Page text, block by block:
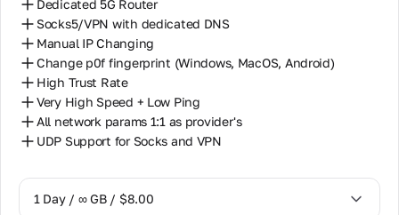
Dedicated 5G Router
Socks5/VPN with dedicated DNS
Manual IP Changing
Change p0f fingerprint (Windows, MacOS, Android)
High Trust Rate
Very High Speed + Low Ping
All network params 1:1 as provider's
UDP Support for Socks and VPN
1 Day / ∞ GB / $8.00